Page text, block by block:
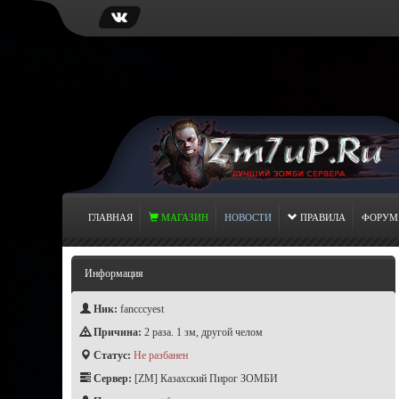
ГЛАВНАЯ МАГАЗИН НОВОСТИ ПРАВИЛА ФОРУМ
Информация
Ник: fancccyest
Причина: 2 раза. 1 зм, другой челом
Статус: Не разбанен
Сервер: [ZM] Казахский Пирог ЗОМБИ